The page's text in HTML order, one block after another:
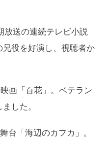
送の連続テレビ小説
兄役を好演し、視聴者か
画「百花」。ベテラン
した。
台「海辺のカフカ」。